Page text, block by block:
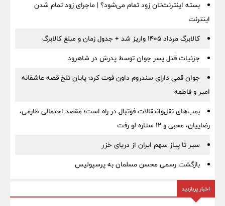
بسته اینترنت‌تان زود تمام می‌شود؟ | ماجرای زود تمام شدن
اینترنت
کالابرگ مرداد ۱۴۰۵ واریز شد + جدول زمان و مبلغ کالابرگ
جزئیات قتل پسر جوان توسط پدرش در شاهرود
جوان قمی دارای سندروم داون فوت کرد؛ پایان تلخ قصه عاشقانه
امیر و فاطمه
بمب‌های نقل‌وانتقالات فوتبال در راه است؛ مقصد احتمالی طارمی،
رضاییان، محبی و ۱۲ ستاره لو رفت
سیر تا پیاز سهم ایران از دریای خزر
بازگشت رسمی محسن مسلمان به پرسپولیس
اخبار پربازدید